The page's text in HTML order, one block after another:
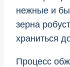
нежные и
зерна
храниться
Процесс